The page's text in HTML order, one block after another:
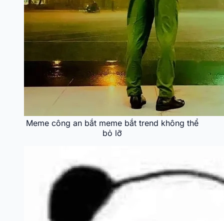
Meme công an bắt meme bắt trend không thể
bỏ lỡ